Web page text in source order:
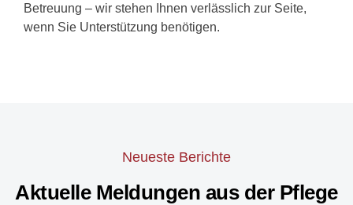
Betreuung – wir stehen Ihnen verlässlich zur Seite,
wenn Sie Unterstützung benötigen.
Neueste Berichte
Aktuelle Meldungen aus der Pflege